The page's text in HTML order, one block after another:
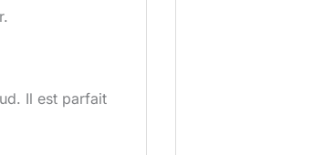
Il est parfait